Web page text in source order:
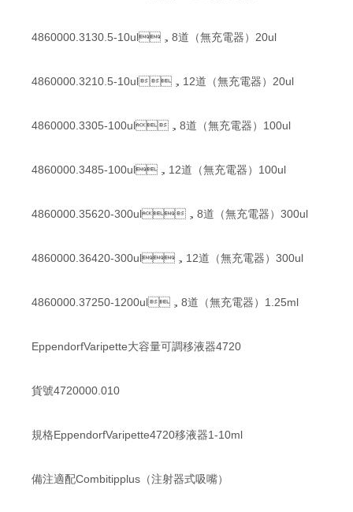
4860000.3130.5-10ul，8道（無充電器）20ul
4860000.3210.5-10ul，12道（無充電器）20ul
4860000.3305-100ul，8道（無充電器）100ul
4860000.3485-100ul，12道（無充電器）100ul
4860000.35620-300ul，8道（無充電器）300ul
4860000.36420-300ul，12道（無充電器）300ul
4860000.37250-1200ul，8道（無充電器）1.25ml
EppendorfVaripette大容量可調移液器4720
貨號4720000.010
規格EppendorfVaripette4720移液器1-10ml
備注適配Combitipplus（注射器式吸嘴）